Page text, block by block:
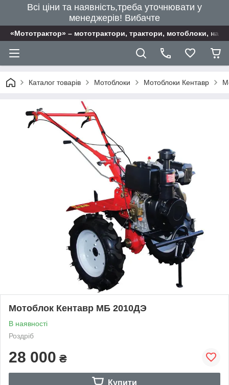
Всі ціни та наявність,треба уточнювати у
менеджерів! Вибачте
«Мототрактор» – мототрактори, трактори, мотоблоки,
Каталог товарів Мотоблоки Мотоблоки Кентавр
Мотоблок Кентавр МБ 2010ДЭ
В наявності
Роздріб
28 000 ₴
Купити